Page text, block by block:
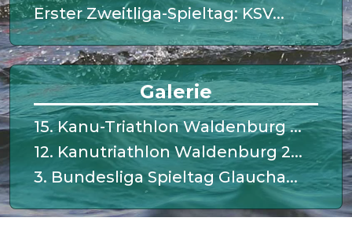
Erster Zweitliga-Spieltag: KSV...
Galerie
15. Kanu-Triathlon Waldenburg ...
12. Kanutriathlon Waldenburg 2...
3. Bundesliga Spieltag Glaucha...